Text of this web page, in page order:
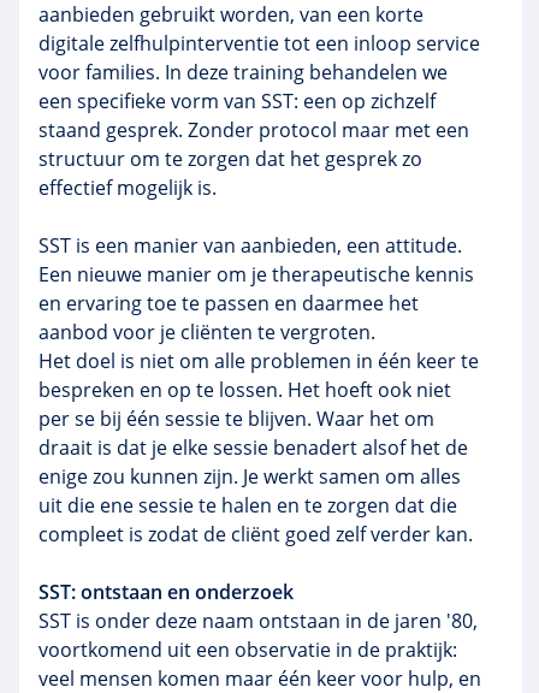
aanbieden gebruikt worden, van een korte
digitale zelfhulpinterventie tot een inloop service
voor families. In deze training behandelen we
een specifieke vorm van SST: een op zichzelf
staand gesprek. Zonder protocol maar met een
structuur om te zorgen dat het gesprek zo
effectief mogelijk is.
SST is een manier van aanbieden, een attitude.
Een nieuwe manier om je therapeutische kennis
en ervaring toe te passen en daarmee het
aanbod voor je cliënten te vergroten.
Het doel is niet om alle problemen in één keer te
bespreken en op te lossen. Het hoeft ook niet
per se bij één sessie te blijven. Waar het om
draait is dat je elke sessie benadert alsof het de
enige zou kunnen zijn. Je werkt samen om alles
uit die ene sessie te halen en te zorgen dat die
compleet is zodat de cliënt goed zelf verder kan.
SST: ontstaan en onderzoek
SST is onder deze naam ontstaan in de jaren '80,
voortkomend uit een observatie in de praktijk:
veel mensen komen maar één keer voor hulp, en